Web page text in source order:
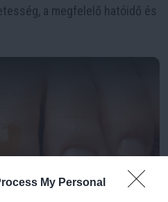
My Personal
a megfelelő hatóidő és